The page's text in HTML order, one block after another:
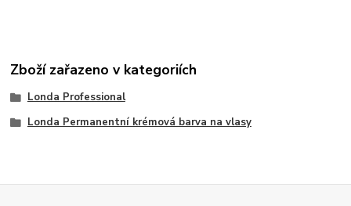
Zboží zařazeno v kategoriích
Londa Professional
Londa Permanentní krémová barva na vlasy